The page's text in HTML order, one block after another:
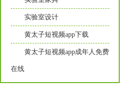
实验室设计
黄太子短视频app下载
黄太子短视频app成年人免费
在线